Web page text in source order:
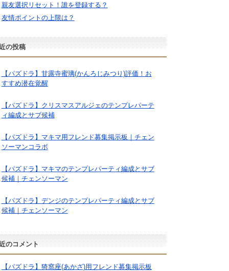
親友選択リセット！誰を登録する？
友情ポイントの上限は？
の投稿
【パズドラ】甘露寺蜜璃(かんろじみつり)評価！お
すすめ潜在覚醒
【パズドラ】クリスマスアルジェのテンプレパーテ
ィ編成とサブ候補
【パズドラ】マキマ用フレンド募集掲示板｜チェン
ソーマンコラボ
【パズドラ】マキマのテンプレパーティ編成とサブ
候補｜チェンソーマン
【パズドラ】デンジのテンプレパーティ編成とサブ
候補｜チェンソーマン
のコメント
【パズドラ】猗窩座(あかざ)用フレンド募集掲示板